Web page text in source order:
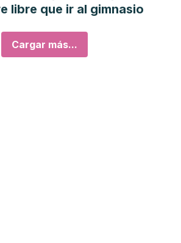
libre que ir al gimnasio
Cargar más...